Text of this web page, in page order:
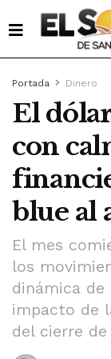
Portada Dinero
El
con
blue al
El mes
los
dinámica
impacto de
del cierre de